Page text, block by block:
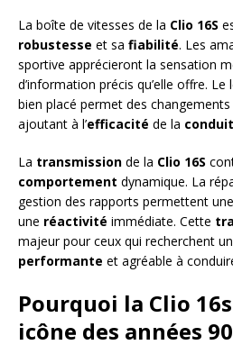
La boîte de vitesses de la Clio 16S
robustesse et sa fiabilité. Les
sportive apprécieront la sensation
d’information précis qu’elle offre.
bien placé permet des
ajoutant à l’efficacité de la
La transmission de la Clio 16S
comportement dynamique. La
gestion des rapports permettent une
une réactivité immédiate. Cette
majeur pour ceux qui recherchent
performante et agréable à
Pourquoi la Clio
icône des années